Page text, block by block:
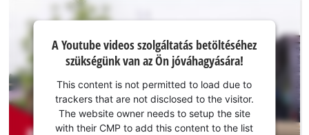
A Youtube
szolgáltatás
betöltéséhez
szükségünk
van az Ön
jóváhagyására!
A Youtube videos szolgáltatás betöltéséhez
szükségünk van az Ön jóváhagyására!
This content is not permitted to load due to
trackers that are not disclosed to the visitor.
The website owner needs to setup the site
with their CMP to add this content to the list